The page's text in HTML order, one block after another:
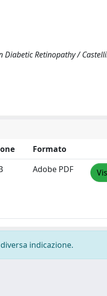
Retinopathy /
Formato
Adobe PDF
indicazione.